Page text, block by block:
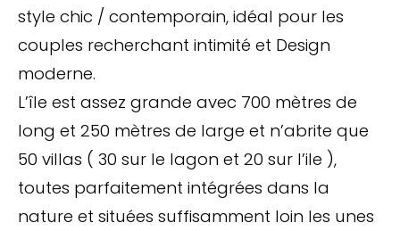
style chic / contemporain, idéal pour les
couples recherchant intimité et Design
moderne.
L’île est assez grande avec 700 mètres de
long et 250 mètres de large et n’abrite que
50 villas ( 30 sur le lagon et 20 sur l’ile ),
toutes parfaitement intégrées dans la
nature et situées suffisamment loin les unes